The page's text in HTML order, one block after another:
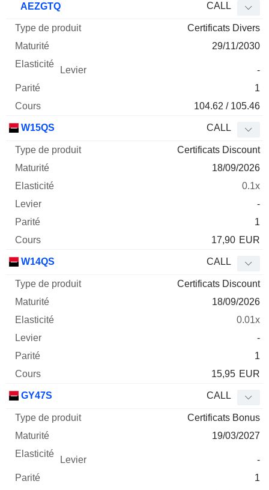
AEZGTQ CALL
Certificats Divers
29/11/2030
-
1
104.62 / 105.46
W15QS CALL
Certificats Discount
18/09/2026
0.1x
-
1
17,90 EUR
W14QS CALL
Certificats Discount
18/09/2026
0.01x
-
1
15,95 EUR
GY47S CALL
Certificats Bonus
19/03/2027
-
1